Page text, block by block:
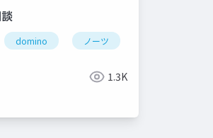
domino ノーツ
1.3K